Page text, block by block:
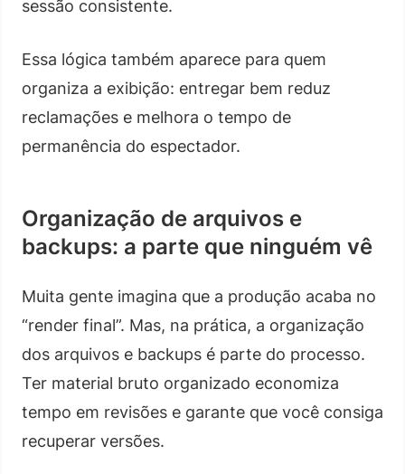
sessão consistente.
Essa lógica também aparece para quem
organiza a exibição: entregar bem reduz
reclamações e melhora o tempo de
permanência do espectador.
Organização de arquivos e
backups: a parte que ninguém vê
Muita gente imagina que a produção acaba no
“render final”. Mas, na prática, a organização
dos arquivos e backups é parte do processo.
Ter material bruto organizado economiza
tempo em revisões e garante que você consiga
recuperar versões.